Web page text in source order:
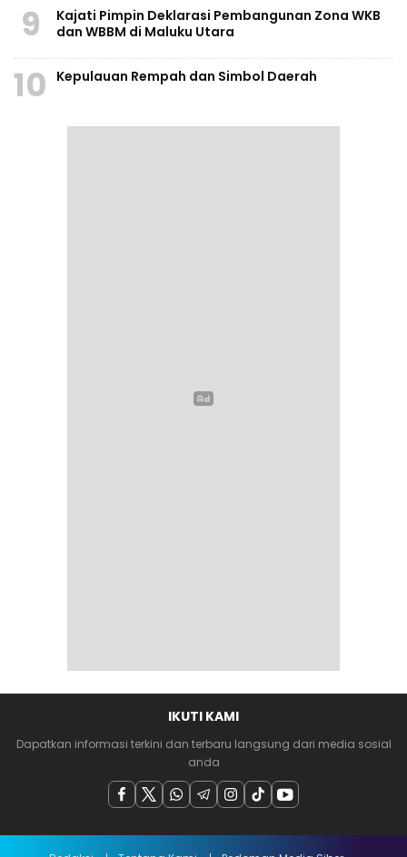
9
Kajati Pimpin Deklarasi Pembangunan Zona WKB
dan WBBM di Maluku Utara
10 Kepulauan Rempah dan Simbol Daerah
IKUTI KAMI
Dapatkan informasi terkini dan terbaru langsung dari media sosial
anda